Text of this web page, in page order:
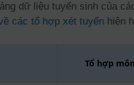
dữ liệu tuyển sinh của
các tổ hợp xét tuyển hiện
Tổ hợp môn